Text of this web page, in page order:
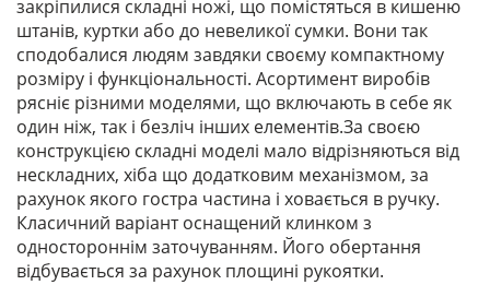
закріпилися складні ножі, що помістяться в кишеню
штанів, куртки або до невеликої сумки. Вони так
сподобалися людям завдяки своєму компактному
розміру і функціональності. Асортимент виробів
рясніє різними моделями, що включають в себе як
один ніж, так і безліч інших елементів.За своєю
конструкцією складні моделі мало відрізняються від
нескладних, хіба що додатковим механізмом, за
рахунок якого гостра частина і ховається в ручку.
Класичний варіант оснащений клинком з
одностороннім заточуванням. Його обертання
відбувається за рахунок площині рукоятки.